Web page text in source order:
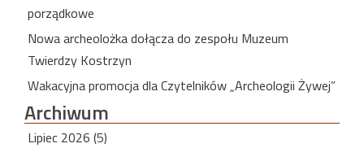
porządkowe
Nowa archeolożka dołącza do zespołu Muzeum
Twierdzy Kostrzyn
Wakacyjna promocja dla Czytelników „Archeologii Żywej”
Archiwum
Lipiec 2026 (5)